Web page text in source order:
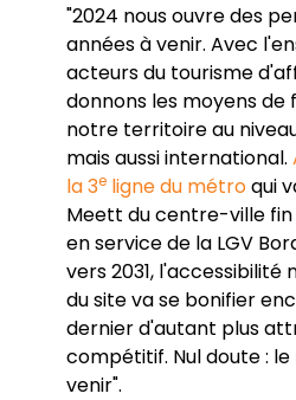
"2024 nous ouvre des
années à venir. Avec
acteurs du tourisme
donnons les moyens de
notre territoire au
mais aussi international.
la 3e ligne du métroqui
Meett du centre-ville fin
en service de la LGV
vers 2031,
du site va se bonifier
dernier d'autant plus
compétitif. Nul doute :
venir".